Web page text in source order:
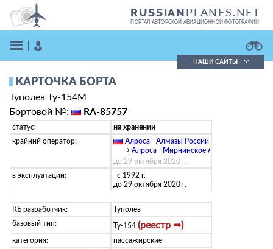
RUSSIANPLANES.NET
ПОРТАЛ АВТОРСКОЙ АВИАЦИОННОЙ ФОТОГРАФИИ
ВОЙТИ
ЗАРЕГИСТРИРОВАТЬСЯ
Поиск фотографий
Кратко
НАШИ САЙТЫ
КАРТОЧКА БОРТА
Туполев Ту-154М
Бортовой №:
RA-85757
статус:
на хранении
крайний оператор:
Алроса - Алмазы России
→ Алроса - Мирнинское АП
до 29 октября 2020 г.
в эксплуатации:
с 1992 г.
до 29 октября 2020 г.
КБ разработчик:
Туполев
базовый тип:
Ту-154 (реестр ➦)
категория:
пассажирские